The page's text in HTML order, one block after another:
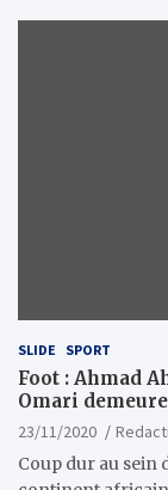
SLIDE SPORT
Foot : Ahmad
Omari
23/11/2020
Coup dur au sein